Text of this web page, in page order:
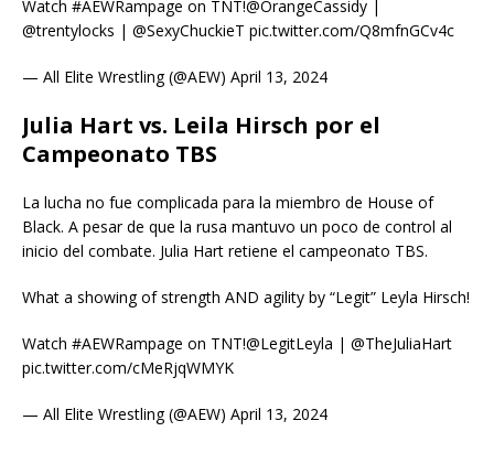
Watch #AEWRampage on TNT!@OrangeCassidy |
@trentylocks | @SexyChuckieT pic.twitter.com/Q8mfnGCv4c
— All Elite Wrestling (@AEW) April 13, 2024
Julia Hart vs. Leila Hirsch por el
Campeonato TBS
La lucha no fue complicada para la miembro de House of
Black. A pesar de que la rusa mantuvo un poco de control al
inicio del combate. Julia Hart retiene el campeonato TBS.
What a showing of strength AND agility by “Legit” Leyla Hirsch!
Watch #AEWRampage on TNT!@LegitLeyla | @TheJuliaHart
pic.twitter.com/cMeRjqWMYK
— All Elite Wrestling (@AEW) April 13, 2024